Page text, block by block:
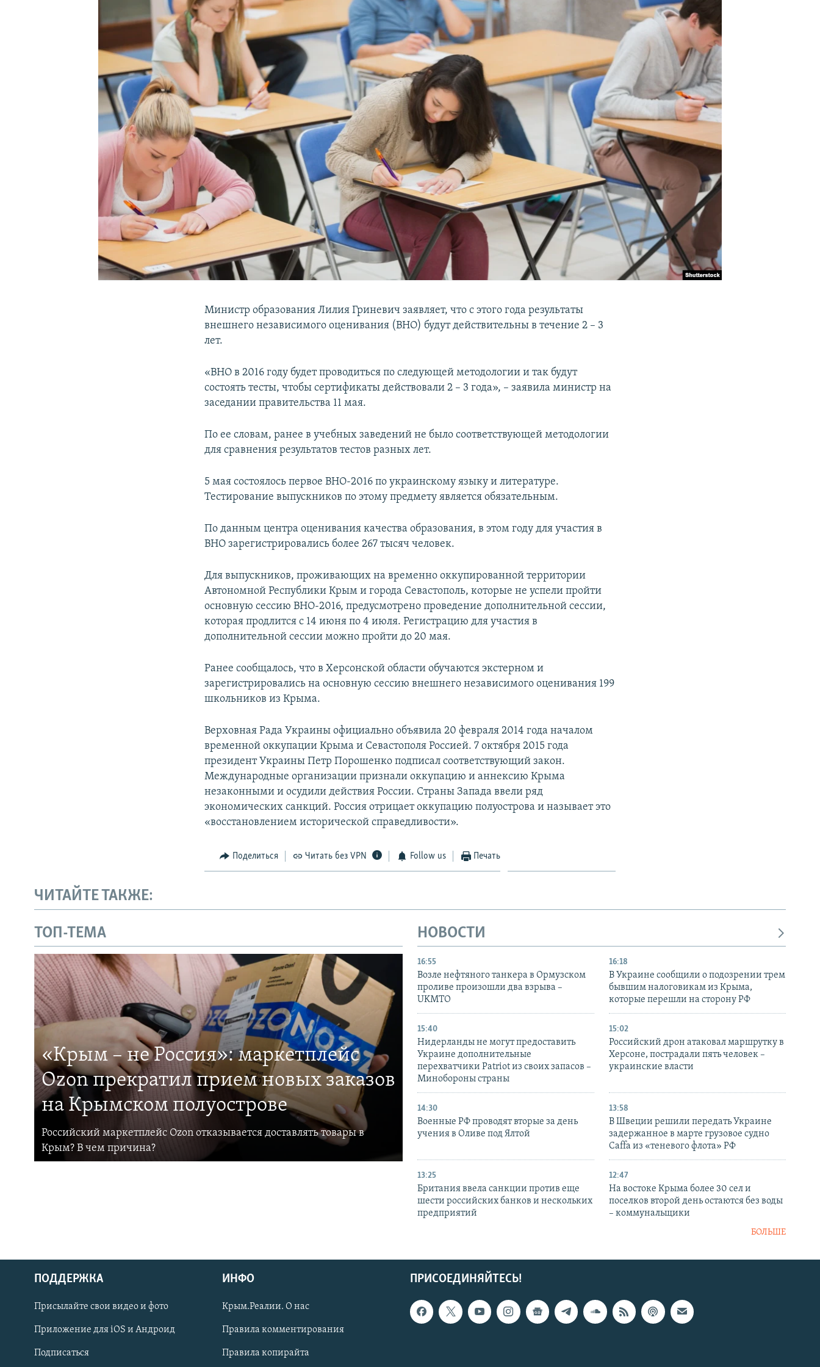
КРЫМ.НЕПОКОРЕННЫЙ
УКРАИНСКАЯ ПРОБЛЕМА КРЫМА
Українською
Qırımtatar
ПРИСОЕДИНЯЙТЕСЬ!
Министр образования Лилия Гриневич заявляет, что с этого года результаты
внешнего независимого оценивания (ВНО) будут действительны в течение 2 – 3
лет.
«ВНО в 2016 году будет проводиться по следующей методологии и так будут
состоять тесты, чтобы сертификаты действовали 2 – 3 года», – заявила министр на
заседании правительства 11 мая.
По ее словам, ранее в учебных заведений не было соответствующей методологии
для сравнения результатов тестов разных лет.
5 мая состоялось первое ВНО-2016 по украинскому языку и литературе.
Тестирование выпускников по этому предмету является обязательным.
По данным центра оценивания качества образования, в этом году для участия в
ВНО зарегистрировались более 267 тысяч человек.
Для выпускников, проживающих на временно оккупированной территории
Автономной Республики Крым и города Севастополь, которые не успели пройти
основную сессию ВНО-2016, предусмотрено проведение дополнительной сессии,
которая продлится с 14 июня по 4 июля. Регистрацию для участия в
дополнительной сессии можно пройти до 20 мая.
Ранее сообщалось, что в Херсонской области обучаются экстерном и
зарегистрировались на основную сессию внешнего независимого оценивания 199
школьников из Крыма.
Верховная Рада Украины официально объявила 20 февраля 2014 года началом
временной оккупации Крыма и Севастополя Россией. 7 октября 2015 года
президент Украины Петр Порошенко подписал соответствующий закон.
Международные организации признали оккупацию и аннексию Крыма
незаконными и осудили действия России. Страны Запада ввели ряд
экономических санкций. Россия отрицает оккупацию полуострова и называет это
«восстановлением исторической справедливости».
Поделиться Читать без VPN Follow us Печать
ЧИТАЙТЕ ТАКЖЕ:
ТОП-ТЕМА
«Крым – не Россия»: маркетплейс
Ozon прекратил прием новых заказов
на Крымском полуострове
Российский маркетплейс Ozon отказывается доставлять товары в
Крым? В чем причина?
НОВОСТИ
16:55
Возле нефтяного танкера в Ормузском
проливе произошли два взрыва –
UKMTO
16:18
В Украине сообщили о подозрении трем
бывшим налоговикам из Крыма,
которые перешли на сторону РФ
15:40
Нидерланды не могут предоставить
Украине дополнительные
перехватчики Patriot из своих запасов –
Минобороны страны
15:02
Российский дрон атаковал маршрутку в
Херсоне, пострадали пять человек –
украинские власти
14:30
Военные РФ проводят вторые за день
учения в Оливе под Ялтой
13:58
В Швеции решили передать Украине
задержанное в марте грузовое судно
Caffa из «теневого флота» РФ
13:25
Британия ввела санкции против еще
шести российских банков и нескольких
предприятий
12:47
На востоке Крыма более 30 сел и
поселков второй день остаются без воды
– коммунальщики
БОЛЬШЕ
ПРИСОЕДИНЯЙТЕСЬ!
ПОДДЕРЖКА
Присылайте свои видео и фото
Приложение для iOS и Андроид
Подписаться
ИНФО
Крым.Реалии. О нас
Правила комментирования
Правила копирайта